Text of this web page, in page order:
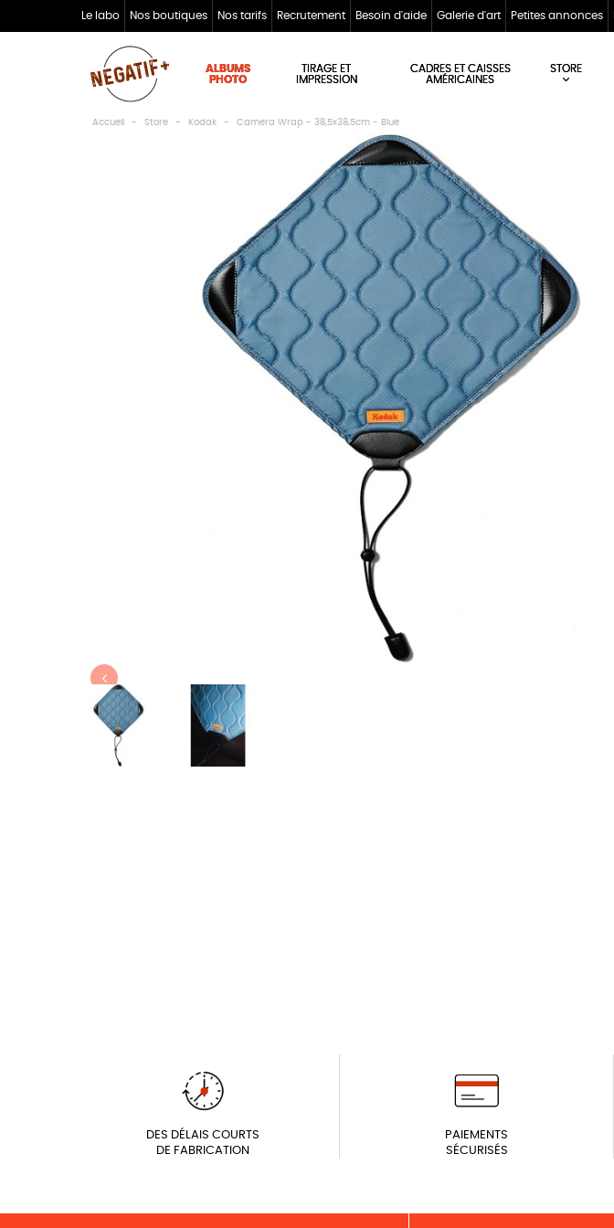
Le labo Nos boutiques Nos tarifs Recrutement Besoin d'aide Galerie d'art Petites annonces
ALBUMS
PHOTO
TIRAGE ET
IMPRESSION
CADRES ET CAISSES
AMÉRICAINES
STORE
Accueil Store Kodak Camera Wrap - 38,5x38,5cm - Blue
DES DÉLAIS COURTS
DE FABRICATION
PAIEMENTS
SÉCURISÉS